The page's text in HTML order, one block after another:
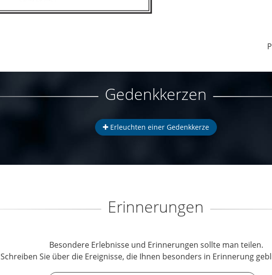
Gedenkkerzen
Erleuchten einer Gedenkkerze
Erinnerungen
Besondere Erlebnisse und Erinnerungen sollte man teilen.
Schreiben Sie über die Ereignisse, die Ihnen besonders in Erinnerung